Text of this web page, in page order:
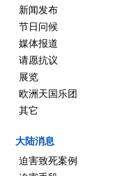
新闻发布
节日问候
媒体报道
请愿抗议
展览
欧洲天国乐团
其它
大陆消息
迫害致死案例